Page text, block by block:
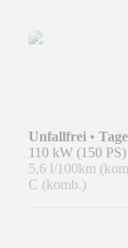
Unfallfrei •
110 kW (150 PS)
5,6 l/100km
C (komb.)